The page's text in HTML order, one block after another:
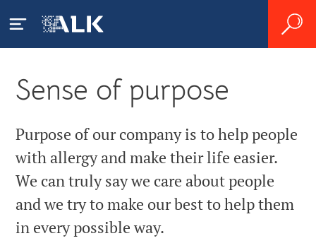
Pacjenci
Czym jest alergia?
Alergia na roztocza kurzu
domowego
Alergia na pyłki
Czym jest astma alergiczna?
Jak diagnozuje się alergię?
Leczenie alergii
Pracownicy ochrony
zdrowia
Leczenie alergii i astmy
Produkty
Prace badawczo-
rozwojowe
Sense of purpose
Purpose of our company is to help people
with allergy and make their life easier.
We can truly say we care about people
and we try to make our best to help them
in every possible way.